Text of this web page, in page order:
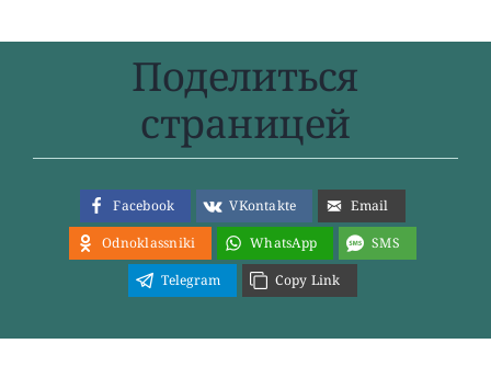
Поделиться
страницей
Facebook VKontakte
Email
Odnoklassniki
WhatsApp
SMS
Telegram
Copy Link